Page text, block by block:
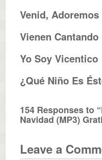
Venid,
Vienen Cantando
Yo Soy Vicentico
¿Qué Niño Es
154 Responses to
Navidad (MP3)
Leave a